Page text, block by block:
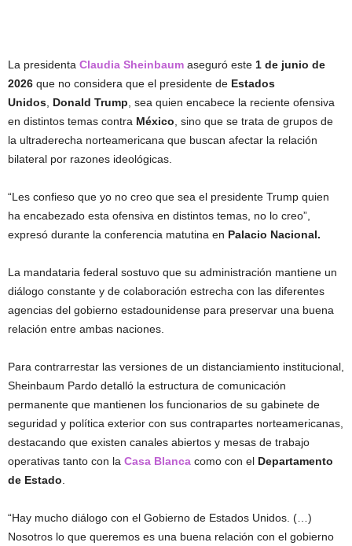
La presidenta Claudia Sheinbaum aseguró este 1 de junio de
2026 que no considera que el presidente de Estados
Unidos, Donald Trump, sea quien encabece la reciente ofensiva
en distintos temas contra México, sino que se trata de grupos de
la ultraderecha norteamericana que buscan afectar la relación
bilateral por razones ideológicas.
“Les confieso que yo no creo que sea el presidente Trump quien
ha encabezado esta ofensiva en distintos temas, no lo creo”,
expresó durante la conferencia matutina en Palacio Nacional.
La mandataria federal sostuvo que su administración mantiene un
diálogo constante y de colaboración estrecha con las diferentes
agencias del gobierno estadounidense para preservar una buena
relación entre ambas naciones.
Para contrarrestar las versiones de un distanciamiento institucional,
Sheinbaum Pardo detalló la estructura de comunicación
permanente que mantienen los funcionarios de su gabinete de
seguridad y política exterior con sus contrapartes norteamericanas,
destacando que existen canales abiertos y mesas de trabajo
operativas tanto con la Casa Blanca como con el Departamento
de Estado.
“Hay mucho diálogo con el Gobierno de Estados Unidos. (…)
Nosotros lo que queremos es una buena relación con el gobierno